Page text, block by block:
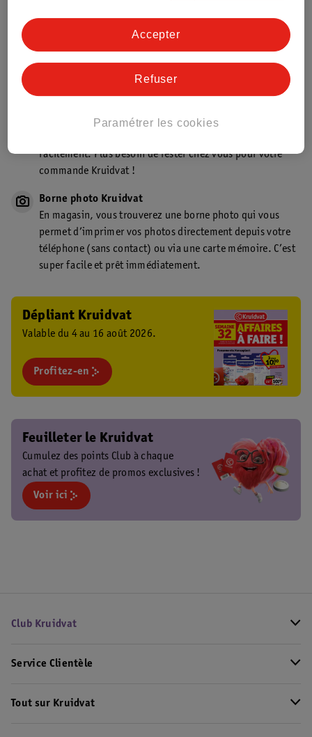
de marque Kruidvat préférés !
Aussi dans ce magasin
Point de retrait Kruidvat.be
facilement. Plus besoin de rester chez vous pour votre
commande Kruidvat !
Borne photo Kruidvat
En magasin, vous trouverez une borne photo qui vous
permet d’imprimer vos photos directement depuis votre
téléphone (sans contact) ou via une carte mémoire. C’est
super facile et prêt immédiatement.
Dépliant Kruidvat
Valable du 4 au 16 août 2026.
Profitez-en
Feuilleter le Kruidvat
Cumulez des points Club à chaque
achat et profitez de promos exclusives !
Voir ici
Club Kruidvat
Service Clientèle
Tout sur Kruidvat
Paramétrer les cookies
Refuser
Accepter